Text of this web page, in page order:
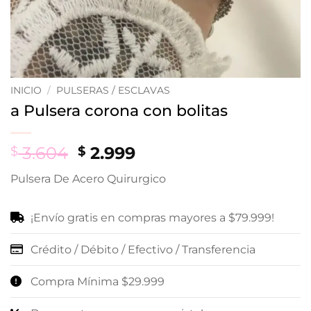
INICIO / PULSERAS / ESCLAVAS
a Pulsera corona con bolitas
$3.604 Original
was:
$ 2.999Current
is:
Pulsera De Acero Quirurgico
¡Envío gratis en compras mayores a $79.999!
Crédito / Débito / Efectivo / Transferencia
Compra Mínima $29.999